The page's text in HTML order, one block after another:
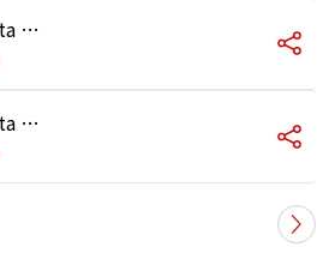
Piano Sonata No. 2 in B-Flat Minor, Op. 35: II. Scherzo
Piano Sonata No. 2 in B-Flat Minor, Op. 35: III. Marche funèbre